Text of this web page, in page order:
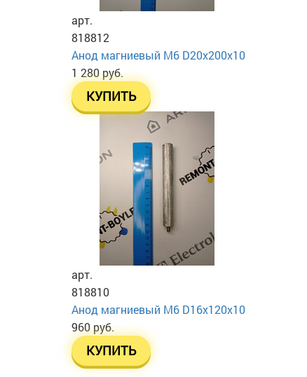
арт.
818812
Анод магниевый М6 D20х200х10
1 280 руб.
КУПИТЬ
арт.
818810
Анод магниевый М6 D16х120х10
960 руб.
КУПИТЬ